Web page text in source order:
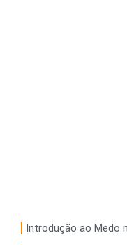
Introdução ao Medo